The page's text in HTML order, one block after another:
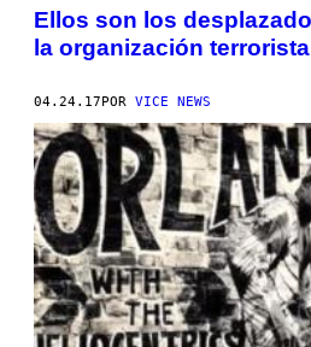
Ellos son los
la organización
04.24.17POR VICE NEWS